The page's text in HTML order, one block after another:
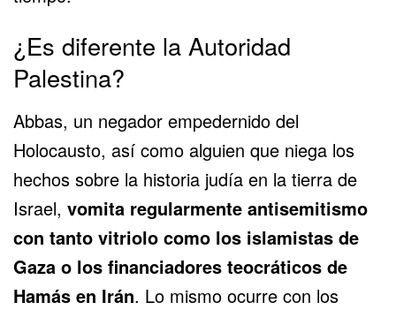
¿Es diferente la Autoridad
Palestina?
Abbas, un negador empedernido del
Holocausto, así como alguien que niega los
hechos sobre la historia judía en la tierra de
Israel, vomita regularmente antisemitismo
con tanto vitriolo como los islamistas de
Gaza o los financiadores teocráticos de
Hamás en Irán. Lo mismo ocurre con los